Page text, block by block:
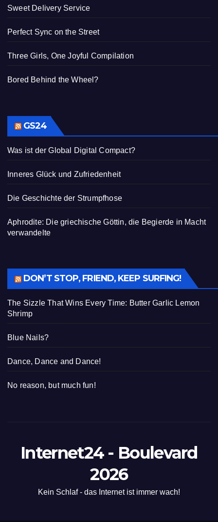
Sweet Delivery Service
Perfect Sync on the Street
Three Girls, One Joyful Compilation
Bored Behind the Wheel?
GS24
Was ist der Global Digital Compact?
Inneres Glück und Zufriedenheit
Die Geschichte der Strumpfhose
Aphrodite: Die griechische Göttin, die Begierde in Macht
verwandelte
DON’T STOP, FRIEND, KEEP SURFING!
The Sizzle That Wins Every Time: Butter Garlic Lemon
Shrimp
Blue Nails?
Dance, Dance and Dance!
No reason, but much fun!
Internet24 - Boulevard
2026
Kein Schlaf - das Internet ist immer wach!